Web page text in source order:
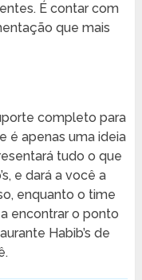
É contar com
que mais
completo para
é apenas uma ideia
tudo o que
e dará a você a
enquanto o time
encontrar o ponto
Habib’s de